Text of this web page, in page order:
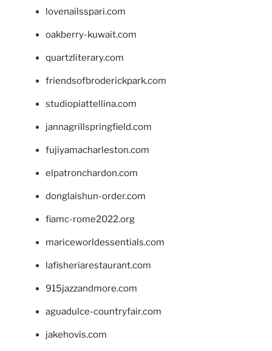
lovenailsspari.com
oakberry-kuwait.com
quartzliterary.com
friendsofbroderickpark.com
studiopiattellina.com
jannagrillspringfield.com
fujiyamacharleston.com
elpatronchardon.com
donglaishun-order.com
fiamc-rome2022.org
mariceworldessentials.com
lafisheriarestaurant.com
915jazzandmore.com
aguadulce-countryfair.com
jakehovis.com